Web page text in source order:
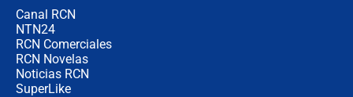
Canal RCN
NTN24
RCN Comerciales
RCN Novelas
Noticias RCN
SuperLike